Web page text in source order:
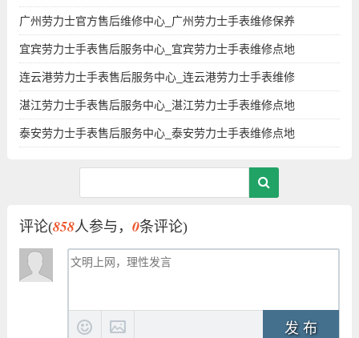
广州劳力士官方售后维修中心_广州劳力士手表维修保养
宜宾劳力士手表售后服务中心_宜宾劳力士手表维修点地
连云港劳力士手表售后服务中心_连云港劳力士手表维修
湛江劳力士手表售后服务中心_湛江劳力士手表维修点地
泰安劳力士手表售后服务中心_泰安劳力士手表维修点地
评论(858人参与， 0条评论)
发 布